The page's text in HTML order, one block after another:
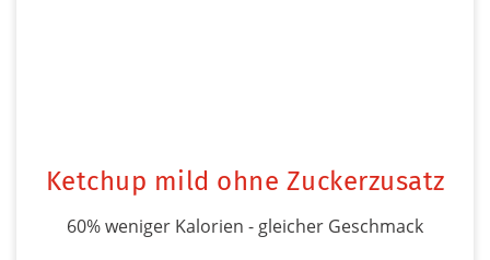
Ketchup mild ohne Zuckerzusatz
60% weniger Kalorien - gleicher Geschmack